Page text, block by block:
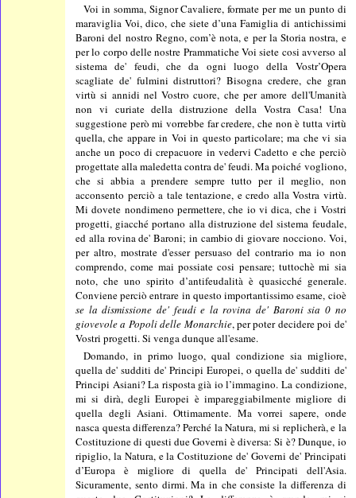
Voi in somma, Signor Cavaliere, formate per me un punto di
maraviglia Voi, dico, che siete d’una Famiglia di antichissimi
Baroni del nostro Regno, com’è nota, e per la Storia nostra, e
per lo corpo delle nostre Prammatiche Voi siete cosi avverso al
sistema de' feudi, che da ogni luogo della Vostr’Opera
scagliate de' fulmini distruttori? Bisogna credere, che gran
virtù si annidi nel Vostro cuore, che per amore dell'Umanità
non vi curiate della distruzione della Vostra Casa! Una
suggestione però mi vorrebbe far credere, che non è tutta virtù
quella, che appare in Voi in questo particolare; ma che vi sia
anche un poco di crepacuore in vedervi Cadetto e che perciò
progettate alla maledetta contra de' feudi. Ma poiché vogliono,
che si abbia a prendere sempre tutto per il meglio, non
acconsento perciò a tale tentazione, e credo alla Vostra virtù.
Mi dovete nondimeno permettere, che io vi dica, che i Vostri
progetti, giacché portano alla distruzione del sistema feudale,
ed alla rovina de' Baroni; in cambio di giovare nocciono. Voi,
per altro, mostrate d'esser persuaso del contrario ma io non
comprendo, come mai possiate cosi pensare; tuttochè mi sia
noto, che uno spirito d’antifeudalità è quasicché generale.
Conviene perciò entrare in questo importantissimo esame, cioè
se la dismissione de' feudi e la rovina de' Baroni sia 0 no
giovevole a Popoli delle Monarchie, per poter decidere poi de'
Vostri progetti. Si venga dunque all'esame.
Domando, in primo luogo, qual condizione sia migliore,
quella de' sudditi de' Principi Europei, o quella de' sudditi de'
Principi Asiani? La risposta già io l’immagino. La condizione,
mi si dirà, degli Europei è impareggiabilmente migliore di
quella degli Asiani. Ottimamente. Ma vorrei sapere, onde
nasca questa differenza? Perché la Natura, mi si replicherà, e la
Costituzione di questi due Governi è diversa: Si è? Dunque, io
ripiglio, la Natura, e la Costituzione de' Governi de' Principati
d’Europa è migliore di quella de' Principati dell'Asia.
Sicuramente, sento dirmi. Ma in che consiste la differenza di